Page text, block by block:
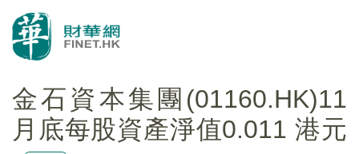
金石資本集團(01160.HK)11
月底每股資產淨值0.011 港元